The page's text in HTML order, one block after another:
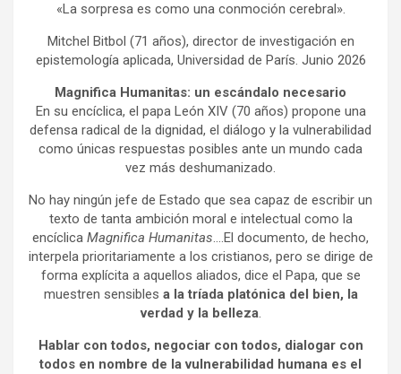
«La sorpresa es como una conmoción cerebral».
Mitchel Bitbol (71 años), director de investigación en
epistemología aplicada, Universidad de París. Junio 2026
Magnifica Humanitas: un escándalo necesario
En su encíclica, el papa León XIV (70 años) propone una
defensa radical de la dignidad, el diálogo y la vulnerabilidad
como únicas respuestas posibles ante un mundo cada
vez más deshumanizado.
No hay ningún jefe de Estado que sea capaz de escribir un
texto de tanta ambición moral e intelectual como la
encíclica Magnifica Humanitas….El documento, de hecho,
interpela prioritariamente a los cristianos, pero se dirige de
forma explícita a aquellos aliados, dice el Papa, que se
muestren sensibles a la tríada platónica del bien, la
verdad y la belleza.
Hablar con todos, negociar con todos, dialogar con
todos en nombre de la vulnerabilidad humana es el